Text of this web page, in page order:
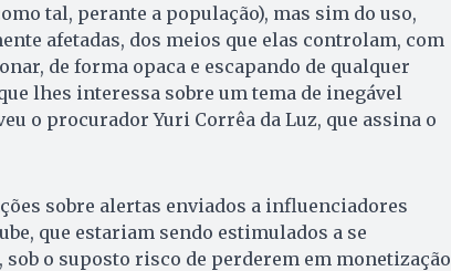
tal, perante a população), mas sim do uso,
afetadas, dos meios que elas controlam, com
de forma opaca e escapando de qualquer
lhes interessa sobre um tema de inegável
o procurador Yuri Corrêa da Luz, que assina o
sobre alertas enviados a influenciadores
que estariam sendo estimulados a se
o suposto risco de perderem em monetização